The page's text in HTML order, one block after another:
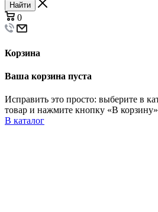
Найти
0
Корзина
Ваша корзина пуста
Исправить это просто: выберите в
товар и нажмите кнопку «В корзину»
В каталог